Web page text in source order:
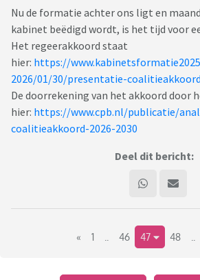
Nu de formatie achter ons ligt en
kabinet beëdigd wordt, is het tijd voor
Het regeerakkoord staat
hier: https://
2026/01/30/presentatie-
De doorrekening van het akkoord door
hier: https://www.cpb.nl/publicatie/
coalitieakkoord-2026-2030
Deel dit bericht:
« 1 46 47 48